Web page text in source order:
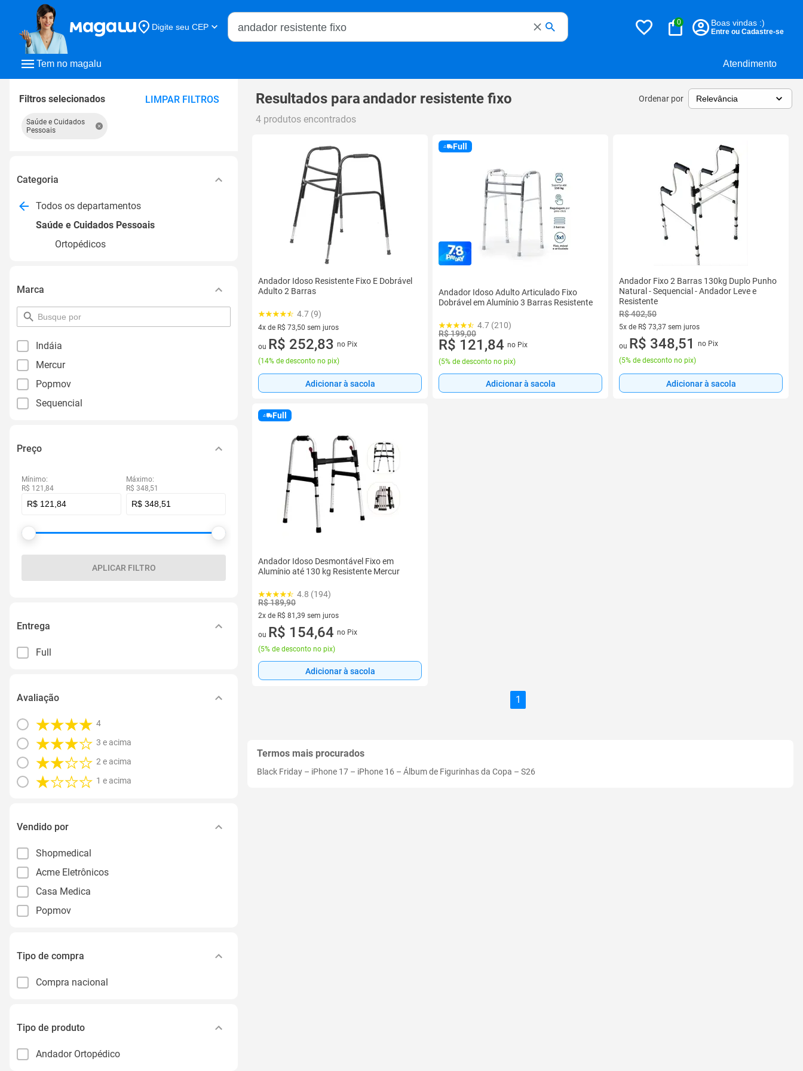
Tem no magalu Atendimento
Digite seu CEP
Buscar no Magalu
0 Boas vindas :)
Entre ou Cadastre-se
Filtros selecionados LIMPAR FILTROS
Saúde e Cuidados
Pessoais
Categoria
Todos os departamentos
Saúde e Cuidados Pessoais
Ortopédicos
Marca
pesquisar
por
Indáia
Mercur
Popmov
Sequencial
Preço
Mínimo:
R$ 121,84
Máximo:
R$ 348,51
APLICAR FILTRO
Entrega
Full
Avaliação
4
3 e acima
2 e acima
1 e acima
Vendido por
Shopmedical
Acme Eletrônicos
Casa Medica
Popmov
Tipo de compra
Compra nacional
Tipo de produto
Andador Ortopédico
Resultados paraandador resistente fixo Ordenar por
4 produtos encontrados
Andador Idoso Resistente Fixo E Dobrável
Adulto 2 Barras
4.7 (9)
4x de R$ 73,50 sem juros
4 vez de R$ 73,50 sem juros
ou R$ 252,83 no Pix
(14% de desconto no pix)
Adicionar à sacola
Full
Andador Idoso Adulto Articulado Fixo
Dobrável em Alumínio 3 Barras Resistente
4.7 (210)
R$ 199,00
R$ 121,84 no Pix
(5% de desconto no pix)
Adicionar à sacola
Andador Fixo 2 Barras 130kg Duplo Punho
Natural - Sequencial - Andador Leve e
Resistente
R$ 402,50
5x de R$ 73,37 sem juros
5 vez de R$ 73,37 sem juros
ou R$ 348,51
no Pix
(5% de desconto no pix)
Adicionar à sacola
Full
Andador Idoso Desmontável Fixo em
Alumínio até 130 kg Resistente Mercur
4.8 (194)
R$ 189,90
2x de R$ 81,39 sem juros
2 vez de R$ 81,39 sem juros
ou R$ 154,64 no Pix
(5% de desconto no pix)
Adicionar à sacola
1
Termos mais procurados
Black Friday – iPhone 17 – iPhone 16 – Álbum de Figurinhas da Copa – S26